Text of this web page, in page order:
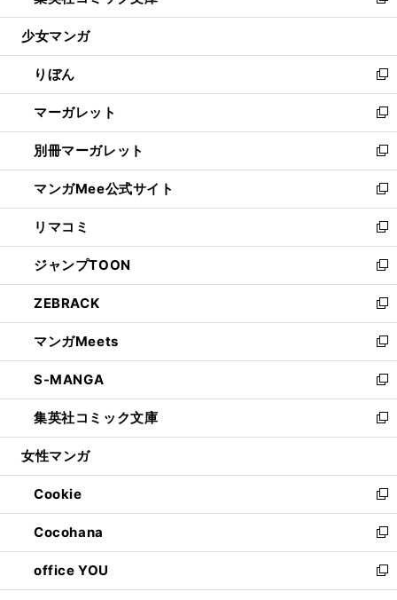
開
ウ
開
く
ン
ウ
で
開
く
ウ
ン
ド
ウ
で
開
く
し
ウ
ィ
ン
ド
ウ
で
開
く
少女マンガ
りぼん
新
し
い
ウ
ィ
ン
ド
ウ
で
開
く
マーガレット
新
し
い
ウ
ィ
ン
ド
ウ
で
開
く
別冊マーガレット
新
し
い
ウ
ィ
ン
ド
ウ
で
開
く
マンガMee公式サイト
新
し
い
ウ
ィ
ン
ド
ウ
で
開
く
リマコミ
新
し
い
ウ
ィ
ン
ド
ウ
で
開
く
ジャンプTOON
新
し
い
ウ
ィ
ン
ド
ウ
で
開
ZEBRACK
新
し
い
ウ
ィ
ン
ド
ウ
開
く
マンガMeets
新
し
い
ウ
ィ
ン
ウ
で
開
く
S-MANGA
新
し
い
ウ
ン
ド
ウ
で
開
く
集英社コミック文庫
新
し
ウ
ィ
ン
ド
ウ
で
開
女性マンガ
Cookie
新
し
い
ウ
ィ
ン
Cocohana
新
し
い
ウ
office YOU
新
し